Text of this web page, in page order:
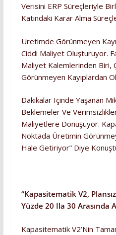
Verisini ERP Süreçleriyle
Katındaki Karar Alma
Üretimde Görünmeyen
Ciddi Maliyet Oluşturuyor.
Maliyet Kalemlerinden Biri,
Görünmeyen Kayıplardan
Dakikalar Içinde Yaşanan
Beklemeler Ve
Maliyetlere Dönüşüyor.
Noktada Üretimin
Hale Getiriyor” Diye
“Kapasitematik V2,
Yüzde 20 Ila 30 Arasında
Kapasitematik V2’nin